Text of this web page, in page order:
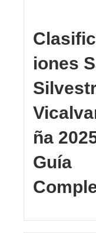
iones
ña
Guía